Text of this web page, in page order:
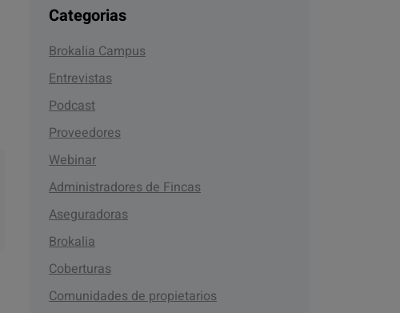
Categorias
Brokalia Campus
Entrevistas
Podcast
Proveedores
Webinar
Administradores de Fincas
Aseguradoras
Brokalia
Coberturas
Comunidades de propietarios